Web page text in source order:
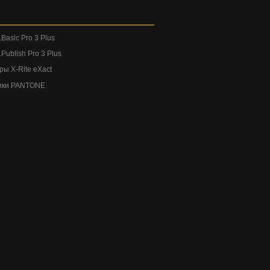
Pro 3 Plus
Pro 3 Plus
X-Rite eXact
PANTONE